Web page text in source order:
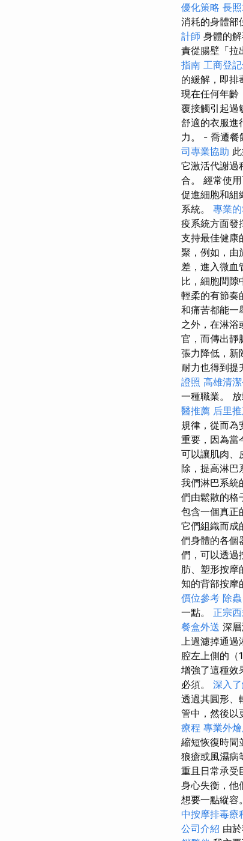
優化策略 長
消耗的身體部
計師 身體的
責從腸壁「拉
指南 工商登
的緩解，即排
現在任何年齡
覆接觸引起過
舒適的衣服進
力。 - 喬遷餐
司專業協助
它激活代謝過
合。 經常使
促進細胞和組
系統。 專業
疫系統方面發
支持最佳健康
聚，例如，由
差，進入微血
比，細胞間隙
輕柔的有節奏
和痛苦都能一
之外，在淋浴
官，而傳出靜
張力降低，新
耐力也得到提
證照 高雄清
一種職業。
醫推薦 后里
規律，從而為
重要，因為當
可以讓肌肉、
除，提高淋巴
我們淋巴系統
們由鬆散的格
包含一個真正
它們組織而成
們身體的各個
們，可以透過
肪、塑形按摩
知的背部按摩
價位參考 除蟲
一點。 正宗
餐盒外送 深
上過濾掉通
腔左上側的（
增強了這種效
必須。 深入
透過其圓形、
管中，然後以
療程 專業外
縮短恢復時間
狼瘡或風濕病
重且日常承受
身心失衡，他
想要一點縱容
中按摩排毒療
公司介紹 由